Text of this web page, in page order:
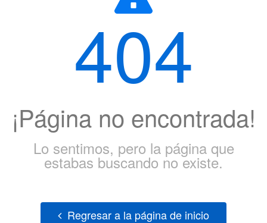
404
¡Página no encontrada!
Lo sentimos, pero la página que
estabas buscando no existe.
Regresar a la página de inicio